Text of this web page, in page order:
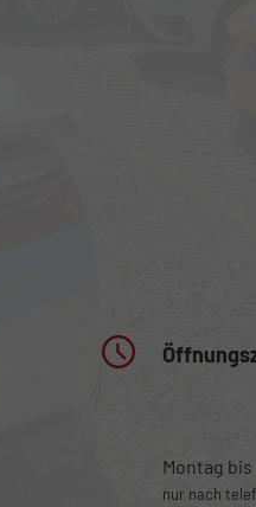
Montag
nur nach